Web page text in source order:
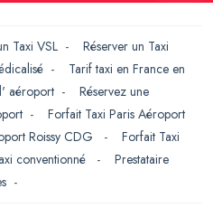
Taxi VSL - Réserver un Taxi
- Tarif taxi en France en
aéroport - Réservez une
- Forfait Taxi Paris Aéroport
Roissy CDG - Forfait Taxi
conventionné - Prestataire
-